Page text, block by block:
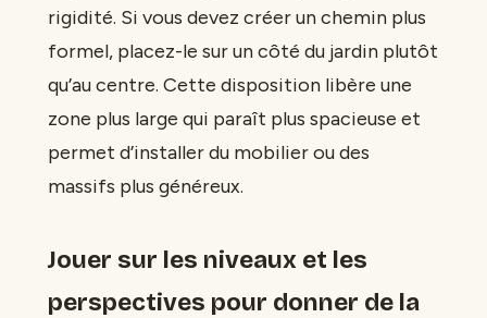
rigidité. Si vous devez créer un chemin plus
formel, placez-le sur un côté du jardin plutôt
qu’au centre. Cette disposition libère une
zone plus large qui paraît plus spacieuse et
permet d’installer du mobilier ou des
massifs plus généreux.
Jouer sur les niveaux et les
perspectives pour donner de la